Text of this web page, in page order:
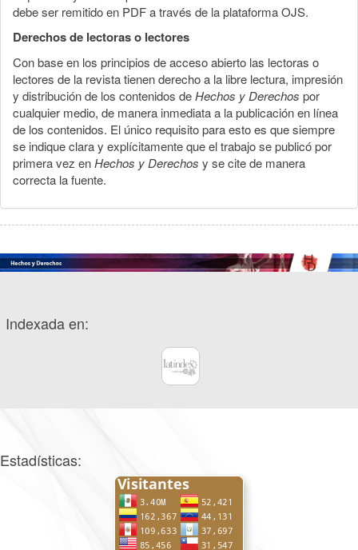
debe ser remitido en PDF a través de la plataforma OJS.
Derechos de lectoras o lectores
Con base en los principios de acceso abierto las lectoras o
lectores de la revista tienen derecho a la libre lectura, impresión
y distribución de los contenidos deHechos y Derechos por
cualquier medio, de manera inmediata a la publicación en línea
de los contenidos. El único requisito para esto es que siempre
se indique clara y explícitamente que el trabajo se publicó por
primera vez enHechos y Derechos y se cite de manera
correcta la fuente.
Indexada en:
Estadísticas: